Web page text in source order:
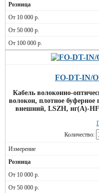
FO-DT-IN/
Кабель волоконно-
волокон, плотное
внешний, LSZH, нг(А)-
Количество: